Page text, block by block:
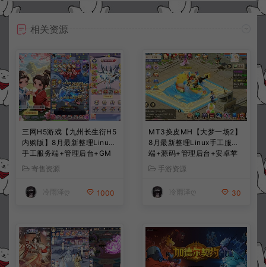
相关资源
三网H5游戏【九州长生衍H5
内购版】8月最新整理Linux
手工服务端+管理后台+GM
授权后台+简易安卓客户端
+详细搭建教程+视频教程
寄售资源
冷雨泽ღ 1000
MT3换皮MH【大梦一场2】
8月最新整理Linux手工服务
端+源码+管理后台+安卓苹
果双端+详细搭建教程+视频
教程
手游资源
冷雨泽ღ 30